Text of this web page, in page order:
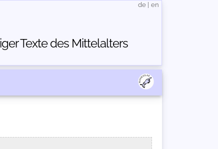
Texte des Mittelalters
de en